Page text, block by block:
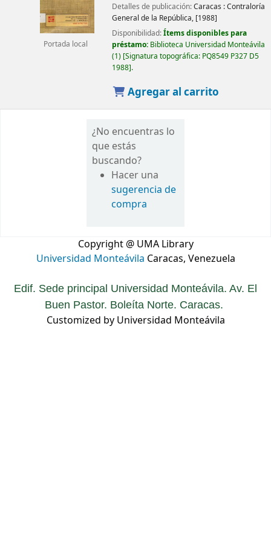
Portada local
Detalles de publicación:Caracas :Contraloría
General de la República, [1988]
Disponibilidad:Ítems disponibles para
préstamo: Biblioteca Universidad Monteávila
(1) Signatura topográfica: PQ8549 P327 D5
1988 .
Agregar al carrito
¿No encuentras lo
que estás
buscando?
Hacer una
sugerencia de
compra
Copyright @ UMA Library
Universidad Monteávila Caracas, Venezuela
Edif. Sede principal Universidad Monteávila. Av. El
Buen Pastor. Boleíta Norte. Caracas.
Customized by Universidad Monteávila